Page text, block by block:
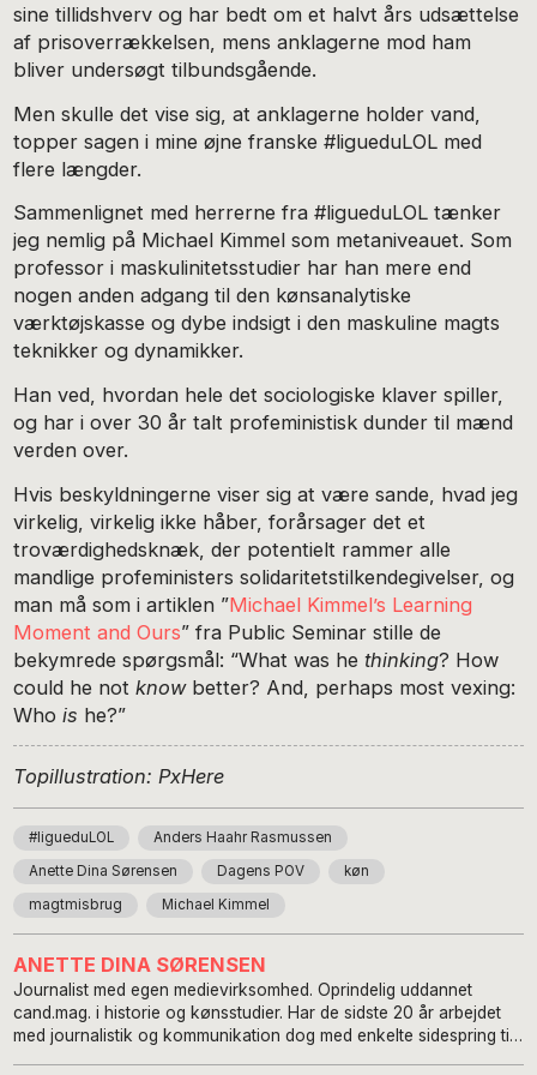
sine tillidshverv og har bedt om et halvt års udsættelse
af prisoverrækkelsen, mens anklagerne mod ham
bliver undersøgt tilbundsgående.
Men skulle det vise sig, at anklagerne holder vand,
topper sagen i mine øjne franske #ligueduLOL med
flere længder.
Sammenlignet med herrerne fra #ligueduLOL tænker
jeg nemlig på Michael Kimmel som metaniveauet. Som
professor i maskulinitetsstudier har han mere end
nogen anden adgang til den kønsanalytiske
værktøjskasse og dybe indsigt i den maskuline magts
teknikker og dynamikker.
Han ved, hvordan hele det sociologiske klaver spiller,
og har i over 30 år talt profeministisk dunder til mænd
verden over.
Hvis beskyldningerne viser sig at være sande, hvad jeg
virkelig, virkelig ikke håber, forårsager det et
troværdighedsknæk, der potentielt rammer alle
mandlige profeministers solidaritetstilkendegivelser, og
man må som i artiklen ”Michael Kimmel’s Learning
Moment and Ours” fra Public Seminar stille de
bekymrede spørgsmål: “What was hethinking? How
could he notknowbetter? And, perhaps most vexing:
Whois he?”
Topillustration: PxHere
#ligueduLOL Anders Haahr Rasmussen
Anette Dina Sørensen Dagens POV køn
magtmisbrug Michael Kimmel
ANETTE DINA SØRENSEN
Journalist med egen medievirksomhed. Oprindelig uddannet
cand.mag. i historie og kønsstudier. Har de sidste 20 år arbejdet
med journalistik og kommunikation dog med enkelte sidespring til